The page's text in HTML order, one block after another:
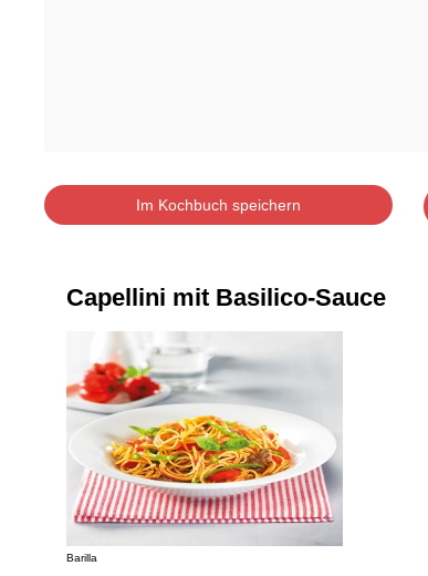
Im Kochbuch speichern
Capellini mit Basilico-Sauce
Barilla